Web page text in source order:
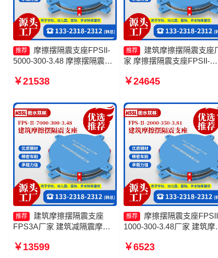
推荐
摩擦摆隔震支座FPSII-
5000-300-3.48 摩擦摆隔震支
工厂 摩擦摆隔震支座FPSII-
座FPS-Ⅱ-8000-200源头工厂
￥21538
推荐
建筑摩擦摆隔震支座
家 摩擦摆隔震支座FPSII-
震支座FPSII-2000-300-
FPSII-3000-400-4.11
￥24645
推荐
建筑摩擦摆隔震支座
FPS3A厂家 建筑减隔震摩擦
3000-400-4.11 建筑摩擦摆式
￥13599
推荐
摩擦摆隔震支座
1000-300-3.48厂家 建筑摩
隔震球型支座源头工厂 摩
￥6523